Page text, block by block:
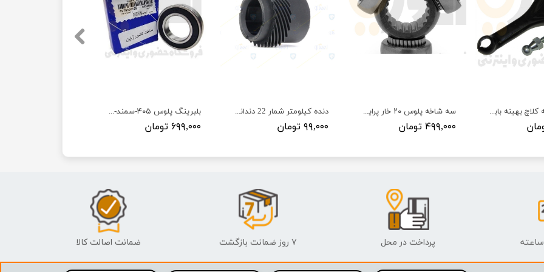
بلبرینگ پلوس ۴۰۵-سمند-۲۰۶-پارس - ISACO - ام آر کی MRK
۶۹۹,۰۰۰ تومان
دنده کیلومتر شمار 22 دندانه 405-سمند-پارس - ISACO - ایساکو 99
۹۹,۰۰۰ تومان
سه شاخه پلوس ۲۰ خار پراید - SHETABKAR - شتابکار
۴۹۹,۰۰۰ تومان
اهرم دوشاخه کلاچ بهینه بابوش پلاستیکی و پیچ(موتورTU5- گیربکس BE)-طول225mm
پرداخت در محل ۷ روز ضمانت بازگشت ضمانت اصالت کالا